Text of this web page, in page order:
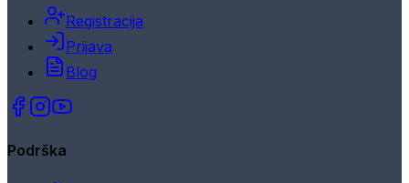
Registracija
Prijava
Blog
Podrška